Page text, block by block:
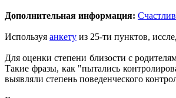
Дополнительная информация:
Используя анкету из 25-ти пунктов,
Для оценки степени близости с
Такие фразы, как "пытались
выявляли степень поведенческого